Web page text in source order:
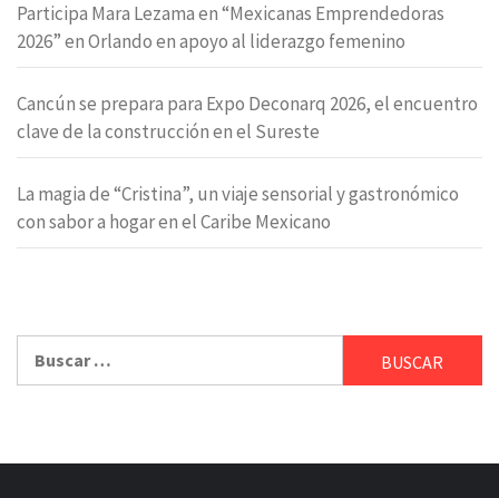
Participa Mara Lezama en “Mexicanas Emprendedoras
2026” en Orlando en apoyo al liderazgo femenino
Cancún se prepara para Expo Deconarq 2026, el encuentro
clave de la construcción en el Sureste
La magia de “Cristina”, un viaje sensorial y gastronómico
con sabor a hogar en el Caribe Mexicano